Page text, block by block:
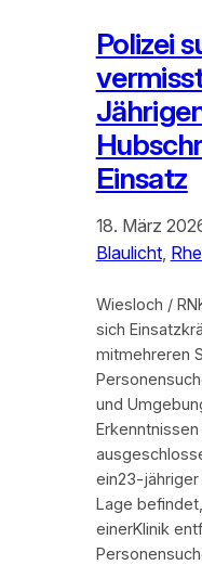
Polizei
Einsatz
18. März
Blaulicht,
Wiesloch /
sich
mitmehreren
und
ein23-jähriger
Lage
einerKlinik